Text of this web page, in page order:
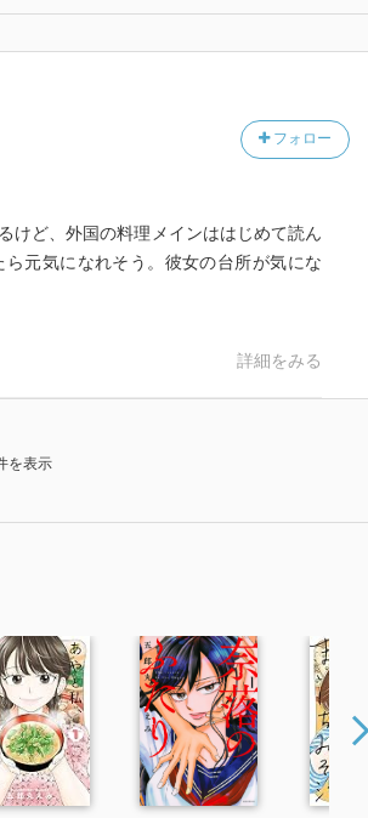
フォロー
けど、外国の料理メインははじめて読ん
元気になれそう。彼女の台所が気にな
詳細をみる
を表示